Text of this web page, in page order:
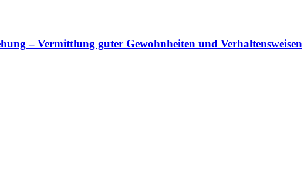
– Vermittlung guter Gewohnheiten und Verhaltensweisen